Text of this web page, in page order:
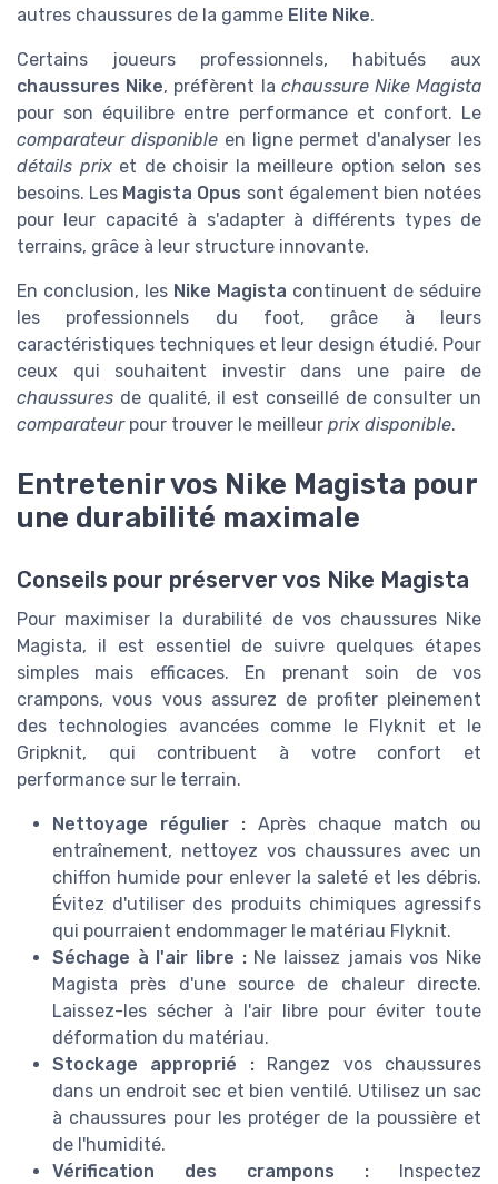
autres chaussures de la gamme Elite Nike.
Certains joueurs professionnels, habitués aux
chaussures Nike, préfèrent la chaussure Nike Magista
pour son équilibre entre performance et confort. Le
comparateur disponibleen ligne permet d'analyser les
détails prixet de choisir la meilleure option selon ses
besoins. Les Magista Opus sont également bien notées
pour leur capacité à s'adapter à différents types de
terrains, grâce à leur structure innovante.
En conclusion, les Nike Magista continuent de séduire
les professionnels du foot, grâce à leurs
caractéristiques techniques et leur design étudié. Pour
ceux qui souhaitent investir dans une paire de
chaussures de qualité, il est conseillé de consulter un
comparateurpour trouver le meilleur prix disponible.
Entretenir vos Nike Magista pour
une durabilité maximale
Conseils pour préserver vos Nike Magista
Pour maximiser la durabilité de vos chaussures Nike
Magista, il est essentiel de suivre quelques étapes
simples mais efficaces. En prenant soin de vos
crampons, vous vous assurez de profiter pleinement
des technologies avancées comme le Flyknit et le
Gripknit, qui contribuent à votre confort et
performance sur le terrain.
Nettoyage régulier : Après chaque match ou
entraînement, nettoyez vos chaussures avec un
chiffon humide pour enlever la saleté et les débris.
Évitez d'utiliser des produits chimiques agressifs
qui pourraient endommager le matériau Flyknit.
Séchage à l'air libre :Ne laissez jamais vos Nike
Magista près d'une source de chaleur directe.
Laissez-les sécher à l'air libre pour éviter toute
déformation du matériau.
Stockage approprié :Rangez vos chaussures
dans un endroit sec et bien ventilé. Utilisez un sac
à chaussures pour les protéger de la poussière et
de l'humidité.
Vérification des crampons : Inspectez